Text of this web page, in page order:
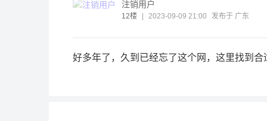
注销用户
12楼 2023-09-09 21:00 发布于 广东
好多年了，久到已经忘了这个网，这里找到合